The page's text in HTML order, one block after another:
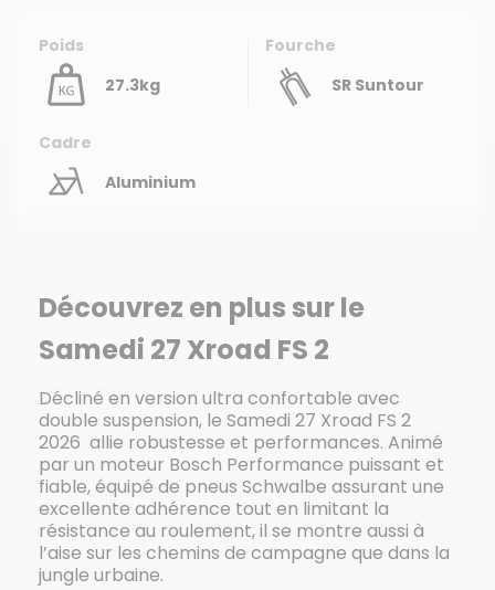
Poids
27.3kg
Fourche
SR Suntour
Cadre
Aluminium
Découvrez en plus sur le
Samedi 27 Xroad FS 2
Décliné en version ultra confortable avec
double suspension, le Samedi 27 Xroad FS 2
2026 allie robustesse et performances. Animé
par un moteur Bosch Performance puissant et
fiable, équipé de pneus Schwalbe assurant une
excellente adhérence tout en limitant la
résistance au roulement, il se montre aussi à
l’aise sur les chemins de campagne que dans la
jungle urbaine.